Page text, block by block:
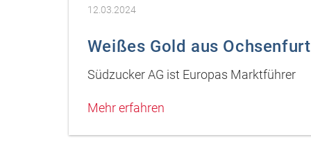
12.03.2024
Weißes Gold aus Ochsenfurt
Südzucker AG ist Europas Marktführer
Mehr erfahren